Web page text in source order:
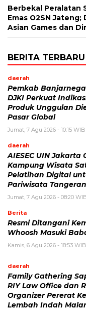
Berbekal Peralatan
Emas O2SN
Asian Games dan
BERITA TERBARU
daerah
Pemkab
DJKI Perkuat
Produk Unggulan
Pasar Global
Jumat, 7 Agu 2026 - 10:15 WIB
daerah
AIESEC UIN Jakarta
Kampung Wisata
Pelatihan Digital
Pariwisata
Jumat, 7 Agu 2026 - 08:20
Berita
Resmi Ditangani
Whoosh Masuki
Kamis, 6 Agu 2026 - 18:53 WIB
daerah
Family Gathering
RIY Law Office dan
Organizer Pererat
Lembah Indah